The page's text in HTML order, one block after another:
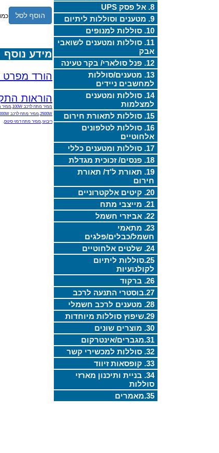
8. אל פסק UPS
9. מטענים וסוללות ליתיום
10. סוללות למנופים
11. סוללות ומטענים לשואבי
אבק
12. פנל סולארי/ בקר טעינה
13. מטענים/סוללות
למחשבים ניידים
14. סוללות ומטענים
למצלמות
15. סוללות לתאורת חירום
16. סוללות לטלפונים
אלחוטיים
17. סוללות ומטענים כללי
18. פנסים/ זכוכית מגדלת
19. תאורת ל'ד/ תאורת
חירום
20. קיטים אלקטרוניים
21. מייצבי מתח
22. אביזרי חשמל
23. מתאמי
חשמל/כבלים/פלגים
24. שלטים אלחוטיים
25.סוללות ליתיום
לקולנועיות
26. ברקוד
27.בוסטרי התנעה לרכב
28. מטענים לרכב חשמלי
29.שיפוץ סוללות מיוחדות
30. מוצרים שונים
31.מגברים/אינטרקום
32. סוללות למכשירי קשר
33. קופסאות זיווד
34. בניית ותיכנון מארזי
סוללות
35.מאמרים
הוסף לסל
מידע נוסף
הורד מפרט
הוראות
2500W,ממיר מתח לרכב 3000W,ממיר מתח סינוס טהור,ממיר מתח 12V/24V,ממיר מתח DC TO AC,MODIFIED SINE WAVE,ממיר מתח לרכבים,ממיר מתח +מטען למצבר,ממחיר מתח סולארי,ממיר מתח 24V/220V,
ריבועי,ממיר מתח דמוי סינוס,